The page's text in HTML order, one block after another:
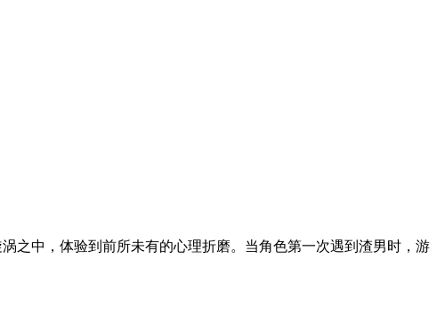
之中，体验到前所未有的心理折磨。当角色第一次遇到渣男时，游